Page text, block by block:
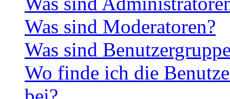
Was sind Moderatoren?
Was sind
Wo finde ich die